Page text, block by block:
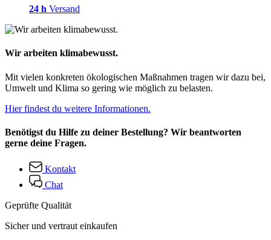
24 h Versand
Wir arbeiten klimabewusst.
Mit vielen konkreten ökologischen Maßnahmen tragen wir dazu bei,
Umwelt und Klima so gering wie möglich zu belasten.
Hier findest du weitere Informationen.
Benötigst du Hilfe zu deiner Bestellung? Wir beantworten
gerne deine Fragen.
Kontakt
Chat
Geprüfte Qualität
Sicher und vertraut einkaufen